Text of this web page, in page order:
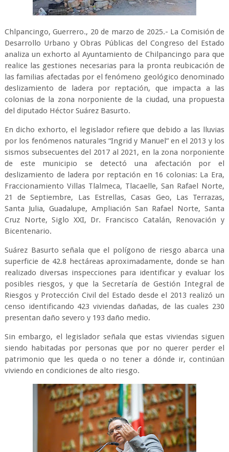
Chlpancingo, Guerrero., 20 de marzo de 2025.- La Comisión de
Desarrollo Urbano y Obras Públicas del Congreso del Estado
analiza un exhorto al Ayuntamiento de Chilpancingo para que
realice las gestiones necesarias para la pronta reubicación de
las familias afectadas por el fenómeno geológico denominado
deslizamiento de ladera por reptación, que impacta a las
colonias de la zona norponiente de la ciudad, una propuesta
del diputado Héctor Suárez Basurto.
En dicho exhorto, el legislador refiere que debido a las lluvias
por los fenómenos naturales “Ingrid y Manuel” en el 2013 y los
sismos subsecuentes del 2017 al 2021, en la zona norponiente
de este municipio se detectó una afectación por el
deslizamiento de ladera por reptación en 16 colonias: La Era,
Fraccionamiento Villas Tlalmeca, Tlacaelle, San Rafael Norte,
21 de Septiembre, Las Estrellas, Casas Geo, Las Terrazas,
Santa Julia, Guadalupe, Ampliación San Rafael Norte, Santa
Cruz Norte, Siglo XXI, Dr. Francisco Catalán, Renovación y
Bicentenario.
Suárez Basurto señala que el polígono de riesgo abarca una
superficie de 42.8 hectáreas aproximadamente, donde se han
realizado diversas inspecciones para identificar y evaluar los
posibles riesgos, y que la Secretaría de Gestión Integral de
Riesgos y Protección Civil del Estado desde el 2013 realizó un
censo identificando 423 viviendas dañadas, de las cuales 230
presentan daño severo y 193 daño medio.
Sin embargo, el legislador señala que estas viviendas siguen
siendo habitadas por personas que por no querer perder el
patrimonio que les queda o no tener a dónde ir, continúan
viviendo en condiciones de alto riesgo.